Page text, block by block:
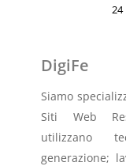
24
DigiFe
Siamo
Siti Web
utilizzano
generazione;